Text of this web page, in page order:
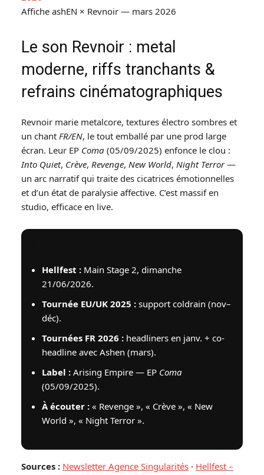
Affiche ashEN × Revnoir — mars 2026
Le son Revnoir : metal
moderne, riffs tranchants &
refrains cinématographiques
Revnoir marie metalcore, textures électro sombres et
un chant FR/EN, le tout emballé par une prod large
écran. Leur EP Coma (05/09/2025) enfonce le clou :
Into Quiet, Crève, Revenge, New World, Night Terror—
un arc narratif qui traite des cicatrices émotionnelles
et d’un état de paralysie affective. C’est massif en
studio, efficace en live.
Hellfest : Main Stage 2, dimanche
21/06/2026.
Tournée EU/UK 2025 : support coldrain (nov–
déc).
Tournées FR 2026 : headliners en janv. + co-
headline avec Ashen (mars).
Label : Arising Empire — EP Coma
(05/09/2025).
À écouter : « Revenge », « Crève », « New
World », « Night Terror ».
Sources : Newsletter Agence Singularités · Hellfest –